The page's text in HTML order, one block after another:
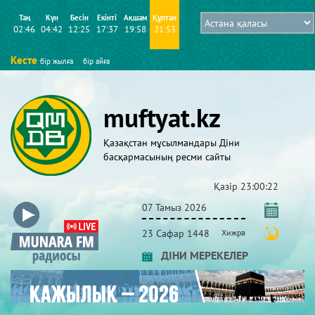
Таң
02:46
Күн
04:42
Бесін
12:25
Екінті
17:37
Ақшам
19:58
Құптан
21:53
Кесте бір жылға бір айға
muftyat.kz
Қазақстан мұсылмандары Діни
басқармасының ресми сайты
Қазір 23:00:22
07 Тамыз 2026
23 Сафар 1448 Хижра
ДІНИ МЕРЕКЕЛЕР